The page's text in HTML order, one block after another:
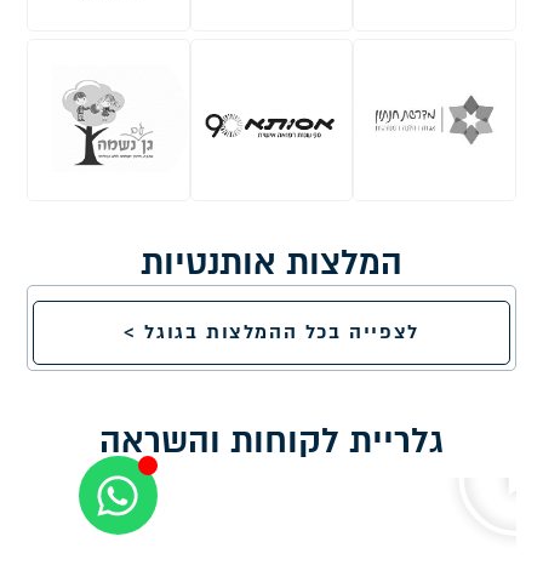
המלצות אותנטיות
לצפייה בכל ההמלצות בגוגל >
גלריית לקוחות והשראה